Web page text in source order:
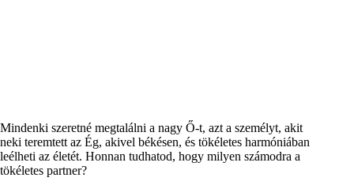
Mindenki szeretné megtalálni a nagy Ő-t, azt a személyt, akit
neki teremtett az Ég, akivel békésen, és tökéletes harmóniában
leélheti az életét. Honnan tudhatod, hogy milyen számodra a
tökéletes partner?